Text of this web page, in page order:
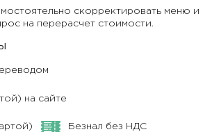
скорректировать меню и
на перерасчет стоимости.
на сайте
Безнал без НДС